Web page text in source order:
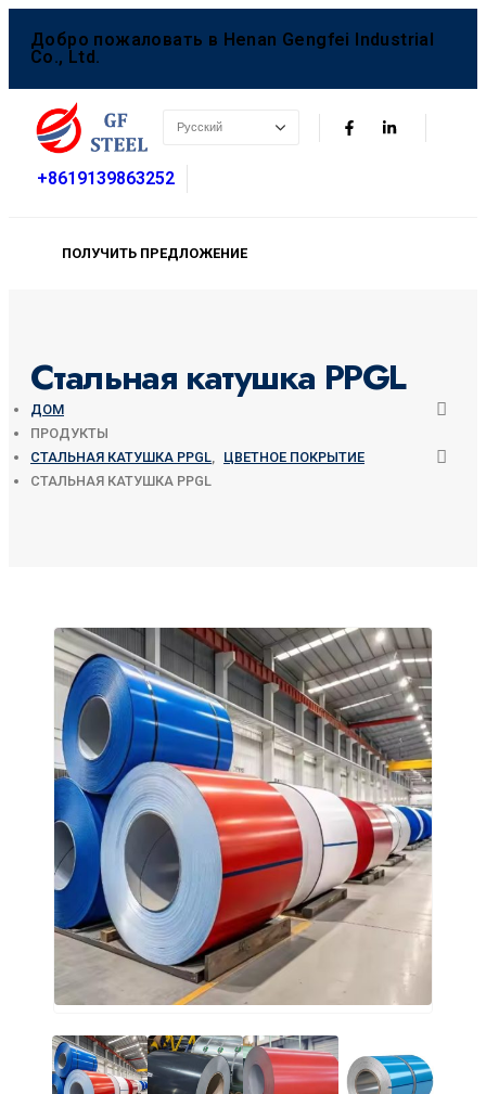
Добро пожаловать в Henan Gengfei Industrial
Co., Ltd.
+8619139863252
ПОЛУЧИТЬ ПРЕДЛОЖЕНИЕ
Стальная катушка PPGL
ДОМ
ПРОДУКТЫ
СТАЛЬНАЯ КАТУШКА PPGL
ЦВЕТНОЕ ПОКРЫТИЕ
СТАЛЬНАЯ КАТУШКА PPGL